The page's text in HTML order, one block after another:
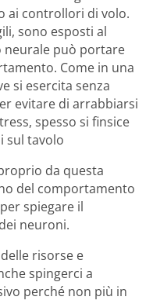
ai controllori di volo.
sono esposti al
neurale può portare
Come in una
si esercita senza
evitare di arrabbiarsi
spesso si finsice
sul tavolo
da questa
del comportamento
spiegare il
neuroni.
risorse e
spingerci a
perché non più in